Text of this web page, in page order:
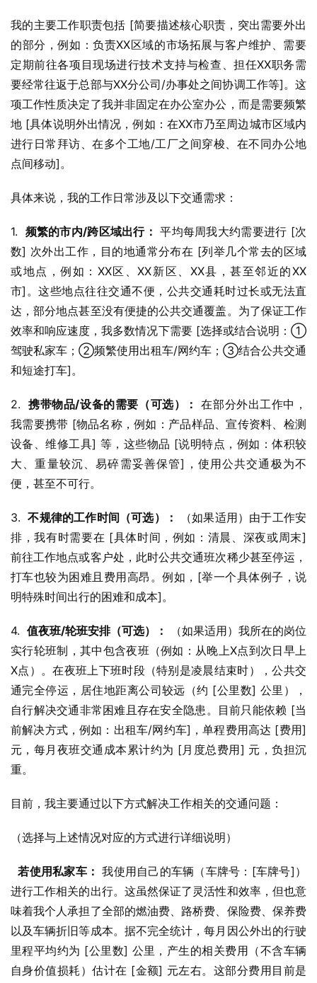
我的主要工作职责包括 [简要描述核心职责，突出需要外出
的部分，例如：负责XX区域的市场拓展与客户维护、需要
定期前往各项目现场进行技术支持与检查、担任XX职务需
要经常往返于总部与XX分公司/办事处之间协调工作等]。这
项工作性质决定了我并非固定在办公室办公，而是需要频繁
地 [具体说明外出情况，例如：在XX市乃至周边城市区域内
进行日常拜访、在多个工地/工厂之间穿梭、在不同办公地
点间移动]。
具体来说，我的工作日常涉及以下交通需求：
1. 频繁的市内/跨区域出行： 平均每周我大约需要进行 [次
数] 次外出工作，目的地通常分布在 [列举几个常去的区域
或地点，例如：XX区、XX新区、XX县，甚至邻近的XX
市]。这些地点往往交通不便，公共交通耗时过长或无法直
达，部分地点甚至没有便捷的公共交通覆盖。为了保证工作
效率和响应速度，我多数情况下需要 [选择或结合说明：①
驾驶私家车；②频繁使用出租车/网约车；③结合公共交通
和短途打车]。
2. 携带物品/设备的需要（可选）： 在部分外出工作中，
我需要携带 [物品名称，例如：产品样品、宣传资料、检测
设备、维修工具] 等，这些物品 [说明特点，例如：体积较
大、重量较沉、易碎需妥善保管]，使用公共交通极为不
便，甚至不可行。
3. 不规律的工作时间（可选）：
（如果适用）由于工作安
排，我有时需要在 [具体时间，例如：清晨、深夜或周末]
前往工作地点或客户处，此时公共交通班次稀少甚至停运，
打车也较为困难且费用高昂。例如，[举一个具体例子，说
明特殊时间出行的困难和成本]。
4. 值夜班/轮班安排（可选）：
（如果适用）我所在的岗位
实行轮班制，其中包含夜班（例如：从晚上X点到次日早上
X点）。在夜班上下班时段（特别是凌晨结束时），公共交
通完全停运，居住地距离公司较远（约 [公里数] 公里），
自行解决交通非常困难且存在安全隐患。目前只能依赖 [当
前解决方式，例如：出租车/网约车]，单程费用高达 [费用]
元，每月夜班交通成本累计约为 [月度总费用] 元，负担沉
重。
目前，我主要通过以下方式解决工作相关的交通问题：
（选择与上述情况对应的方式进行详细说明）
若使用私家车： 我使用自己的车辆（车牌号：[车牌号]）
进行工作相关的出行。这虽然保证了灵活性和效率，但也意
味着我个人承担了全部的燃油费、路桥费、保险费、保养费
以及车辆折旧等成本。据不完全统计，每月因公外出的行驶
里程平均约为 [公里数] 公里，产生的相关费用（不含车辆
自身价值损耗）估计在 [金额] 元左右。这部分费用目前是